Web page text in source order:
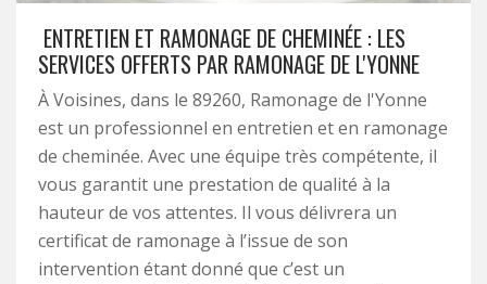
ENTRETIEN ET RAMONAGE DE CHEMINÉE : LES
SERVICES OFFERTS PAR RAMONAGE DE L'YONNE
À Voisines, dans le 89260, Ramonage de l'Yonne
est un professionnel en entretien et en ramonage
de cheminée. Avec une équipe très compétente, il
vous garantit une prestation de qualité à la
hauteur de vos attentes. Il vous délivrera un
certificat de ramonage à l’issue de son
intervention étant donné que c’est un